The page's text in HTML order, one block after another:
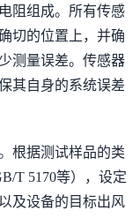
阻组成。所有传感
切的位置上，并确
测量误差。传感器
其自身的系统误差
根据测试样品的类
T 5170等），设定
及设备的目标出风